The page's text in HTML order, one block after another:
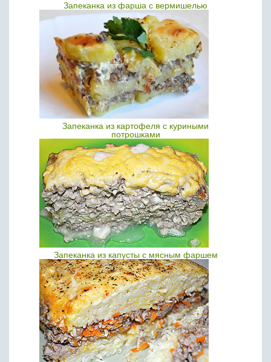
Запеканка из фарша с вермишелью
Запеканка из картофеля с куриными
потрошками
Запеканка из капусты с мясным фаршем